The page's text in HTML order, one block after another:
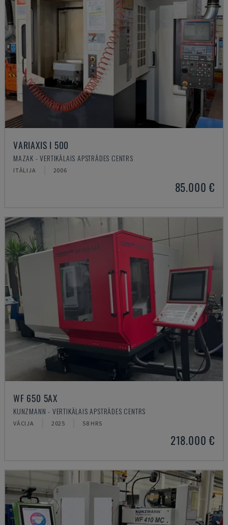
VARIAXIS I 500
MAZAK - VERTIKĀLAIS APSTRĀDES CENTRS
ITĀLIJA 2006
85.000 €
WF 650 5AX
KUNZMANN - VERTIKĀLAIS APSTRĀDES CENTRS
VĀCIJA 2025 58 HRS
218.000 €